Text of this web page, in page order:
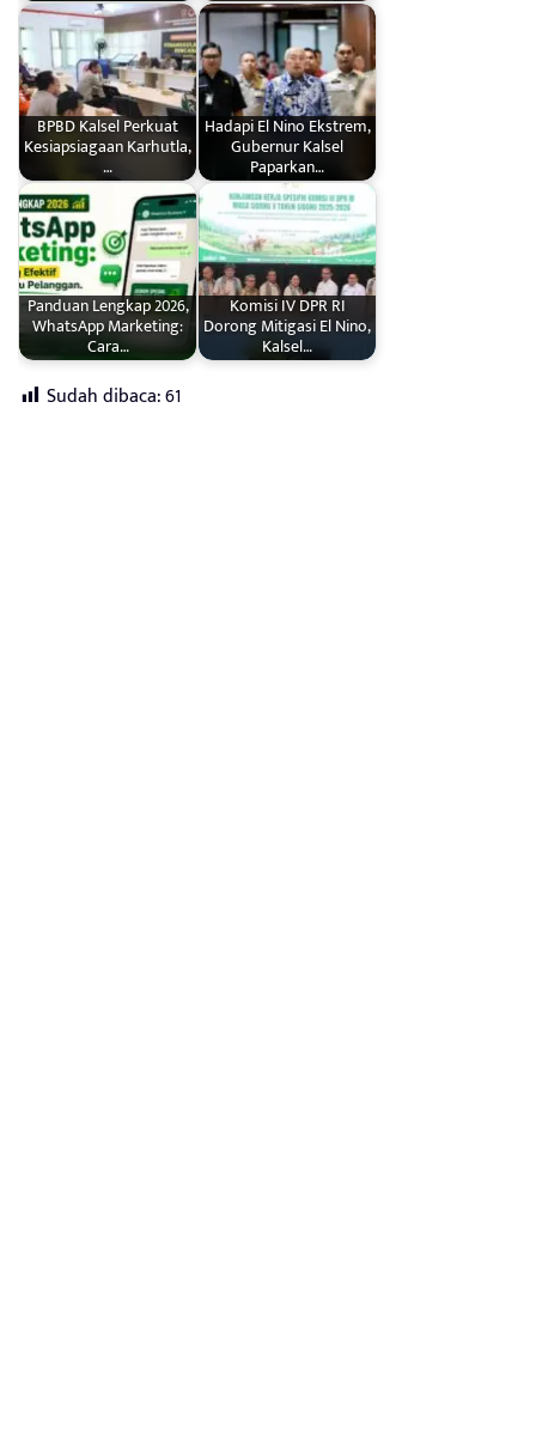
BPBD Kalsel Perkuat
Kesiapsiagaan Karhutla,
…
Hadapi El Nino Ekstrem,
Gubernur Kalsel
Paparkan…
Panduan Lengkap 2026,
WhatsApp Marketing:
Cara…
Komisi IV DPR RI
Dorong Mitigasi El Nino,
Kalsel…
Sudah dibaca:61